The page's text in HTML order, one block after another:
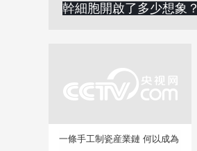
幹細胞開啟了多少想象？
一條手工制瓷産業鏈 何以成為